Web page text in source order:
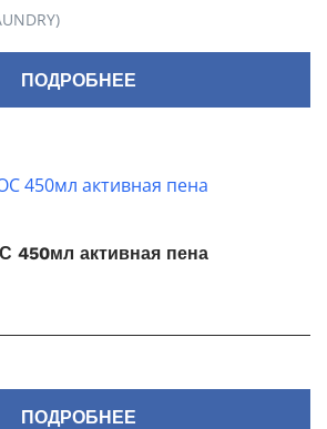
ПОДРОБНЕЕ
активная пена
ПОДРОБНЕЕ